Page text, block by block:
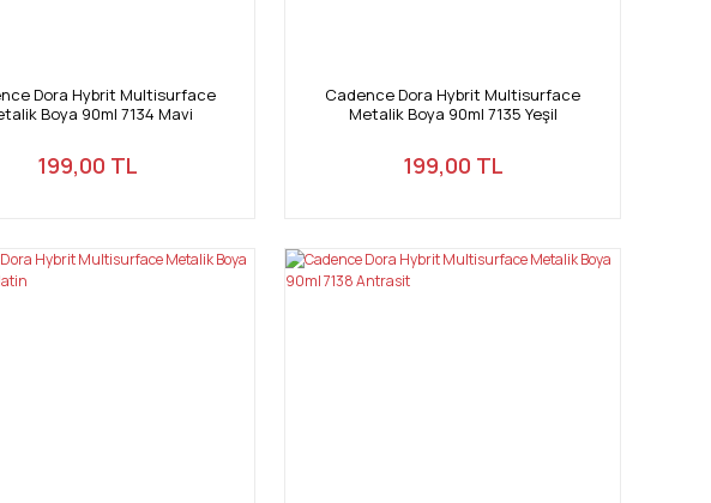
Dora Hybrit Multisurface
Boya 90ml 7134 Mavi
199,00 TL
Cadence Dora Hybrit Multisurface
Metalik Boya 90ml 7135 Yeşil
199,00 TL